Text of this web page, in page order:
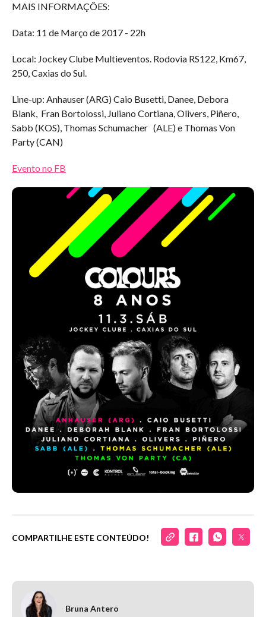
MAIS INFORMAÇÔES:
Data: 11 de Março de 2017 - 22h
Local: Jockey Clube Multieventos. Rodovia RS122, Km67,
250, Caxias do Sul.
Line-up: Anhauser (ARG) Caio Busetti, Danee, Debora
Blank, Fran Bortolossi, Juliano Cortiana, Olivers, Piñero,
Sabb (KOS), Thomas Schumacher (ALE) e Thomas Von
Party (CAN)
Evento no FB
COMPARTILHE ESTE CONTEÚDO!
Bruna Antero